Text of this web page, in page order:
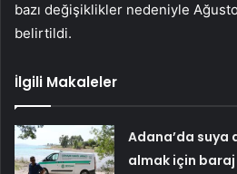
bazı değişiklikler nedeniyle
belirtildi.
İlgili Makaleler
Adana’da suya
almak için